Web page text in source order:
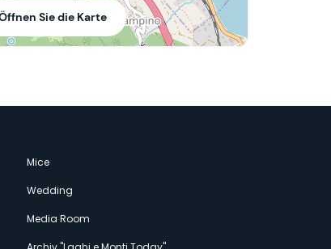
Sie die Karte
Mice
Wedding
Media Room